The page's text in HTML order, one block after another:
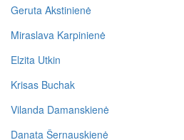
Geruta Akstinienė
Miraslava Karpinienė
Elzita Utkin
Krisas Buchak
Vilanda Damanskienė
Danata Šernauskienė